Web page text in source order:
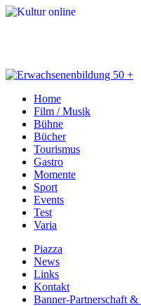
Home
Film / Musik
Bühne
Bücher
Tourismus
Gastro
Momente
Sport
Events
Test
Varia
Piazza
News
Links
Kontakt
Banner-Partnerschaft